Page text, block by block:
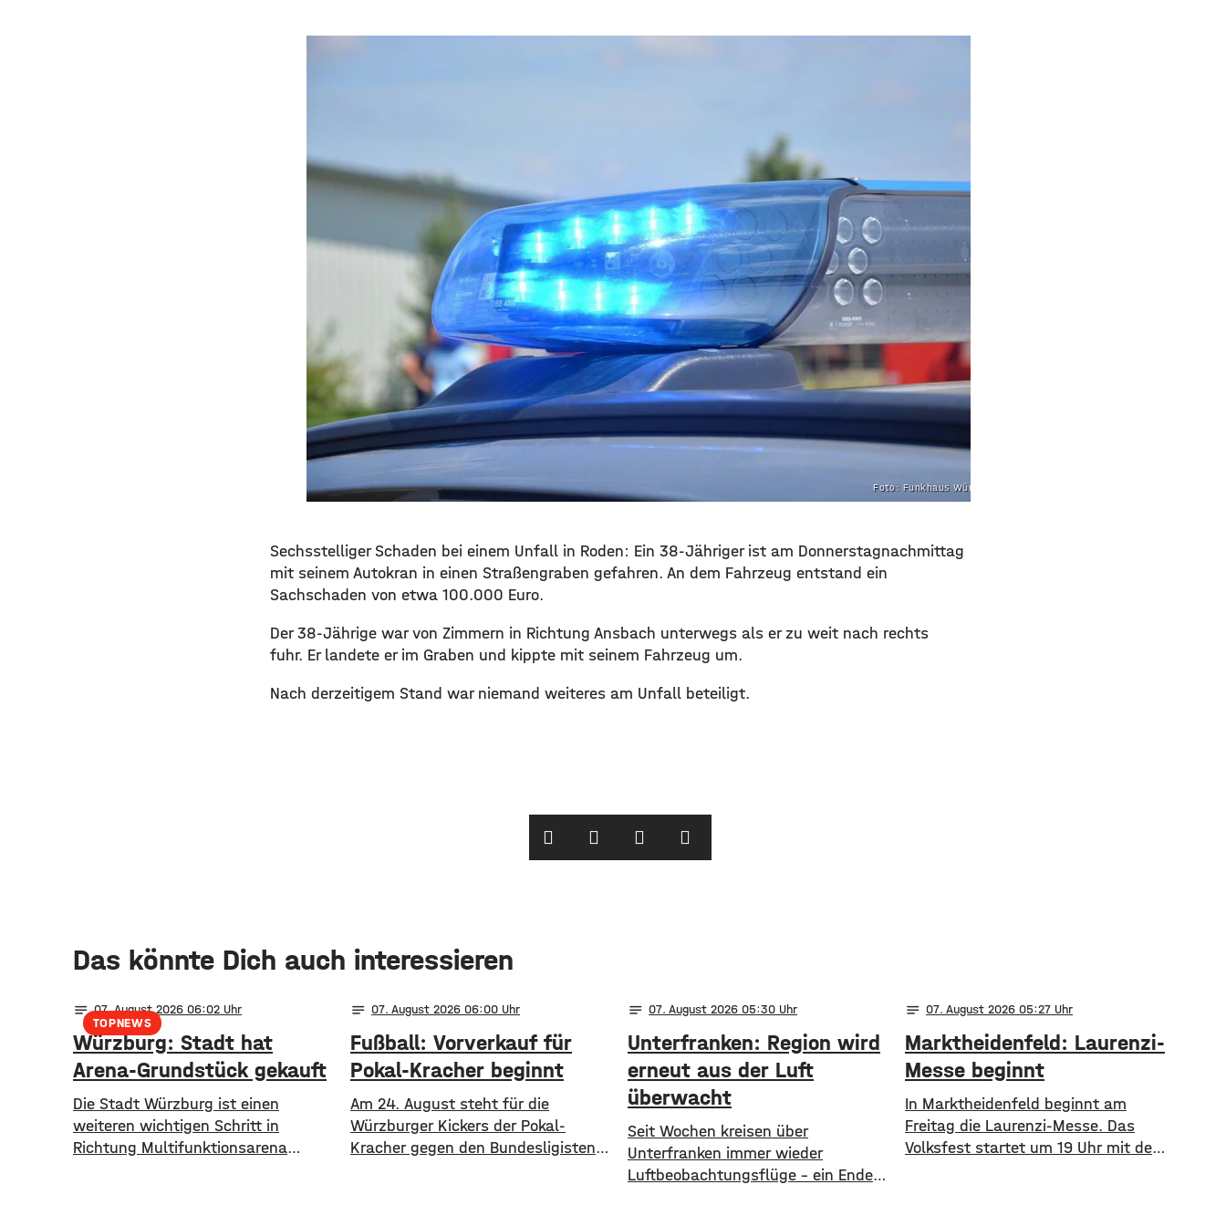
Foto: Funkhaus Würzburg
Sechsstelliger Schaden bei einem Unfall in Roden: Ein 38-Jähriger ist am Donnerstagnachmittag
mit seinem Autokran in einen Straßengraben gefahren. An dem Fahrzeug entstand ein
Sachschaden von etwa 100.000 Euro.
Der 38-Jährige war von Zimmern in Richtung Ansbach unterwegs als er zu weit nach rechts
fuhr. Er landete er im Graben und kippte mit seinem Fahrzeug um.
Nach derzeitigem Stand war niemand weiteres am Unfall beteiligt.
Das könnte Dich auch interessieren
TOPNEWS
notes 07. August 2026 06:02
Würzburg: Stadt hat
Arena-Grundstück gekauft
Die Stadt Würzburg ist einen
weiteren wichtigen Schritt in
Richtung Multifunktionsarena
notes 07. August 2026 06:00
Fußball: Vorverkauf für
Pokal-Kracher beginnt
Am 24. August steht für die
Würzburger Kickers der Pokal-
Kracher gegen den Bundesligisten 1.
notes 07. August 2026 05:30
Unterfranken: Region wird
erneut aus der Luft
überwacht
​​Seit Wochen kreisen über
Unterfranken immer wieder
Luftbeobachtungsflüge – ein Ende
notes 07. August 2026 05:27
Marktheidenfeld: Laurenzi-
Messe beginnt
In Marktheidenfeld beginnt am
Freitag die Laurenzi-Messe. Das
Volksfest startet um 19 Uhr mit dem